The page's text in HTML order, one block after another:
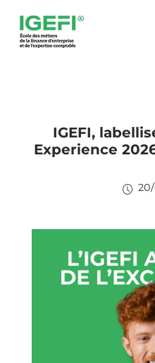
IGEFI,
Experience